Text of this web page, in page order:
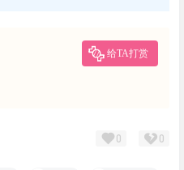
给TA打赏
0 0